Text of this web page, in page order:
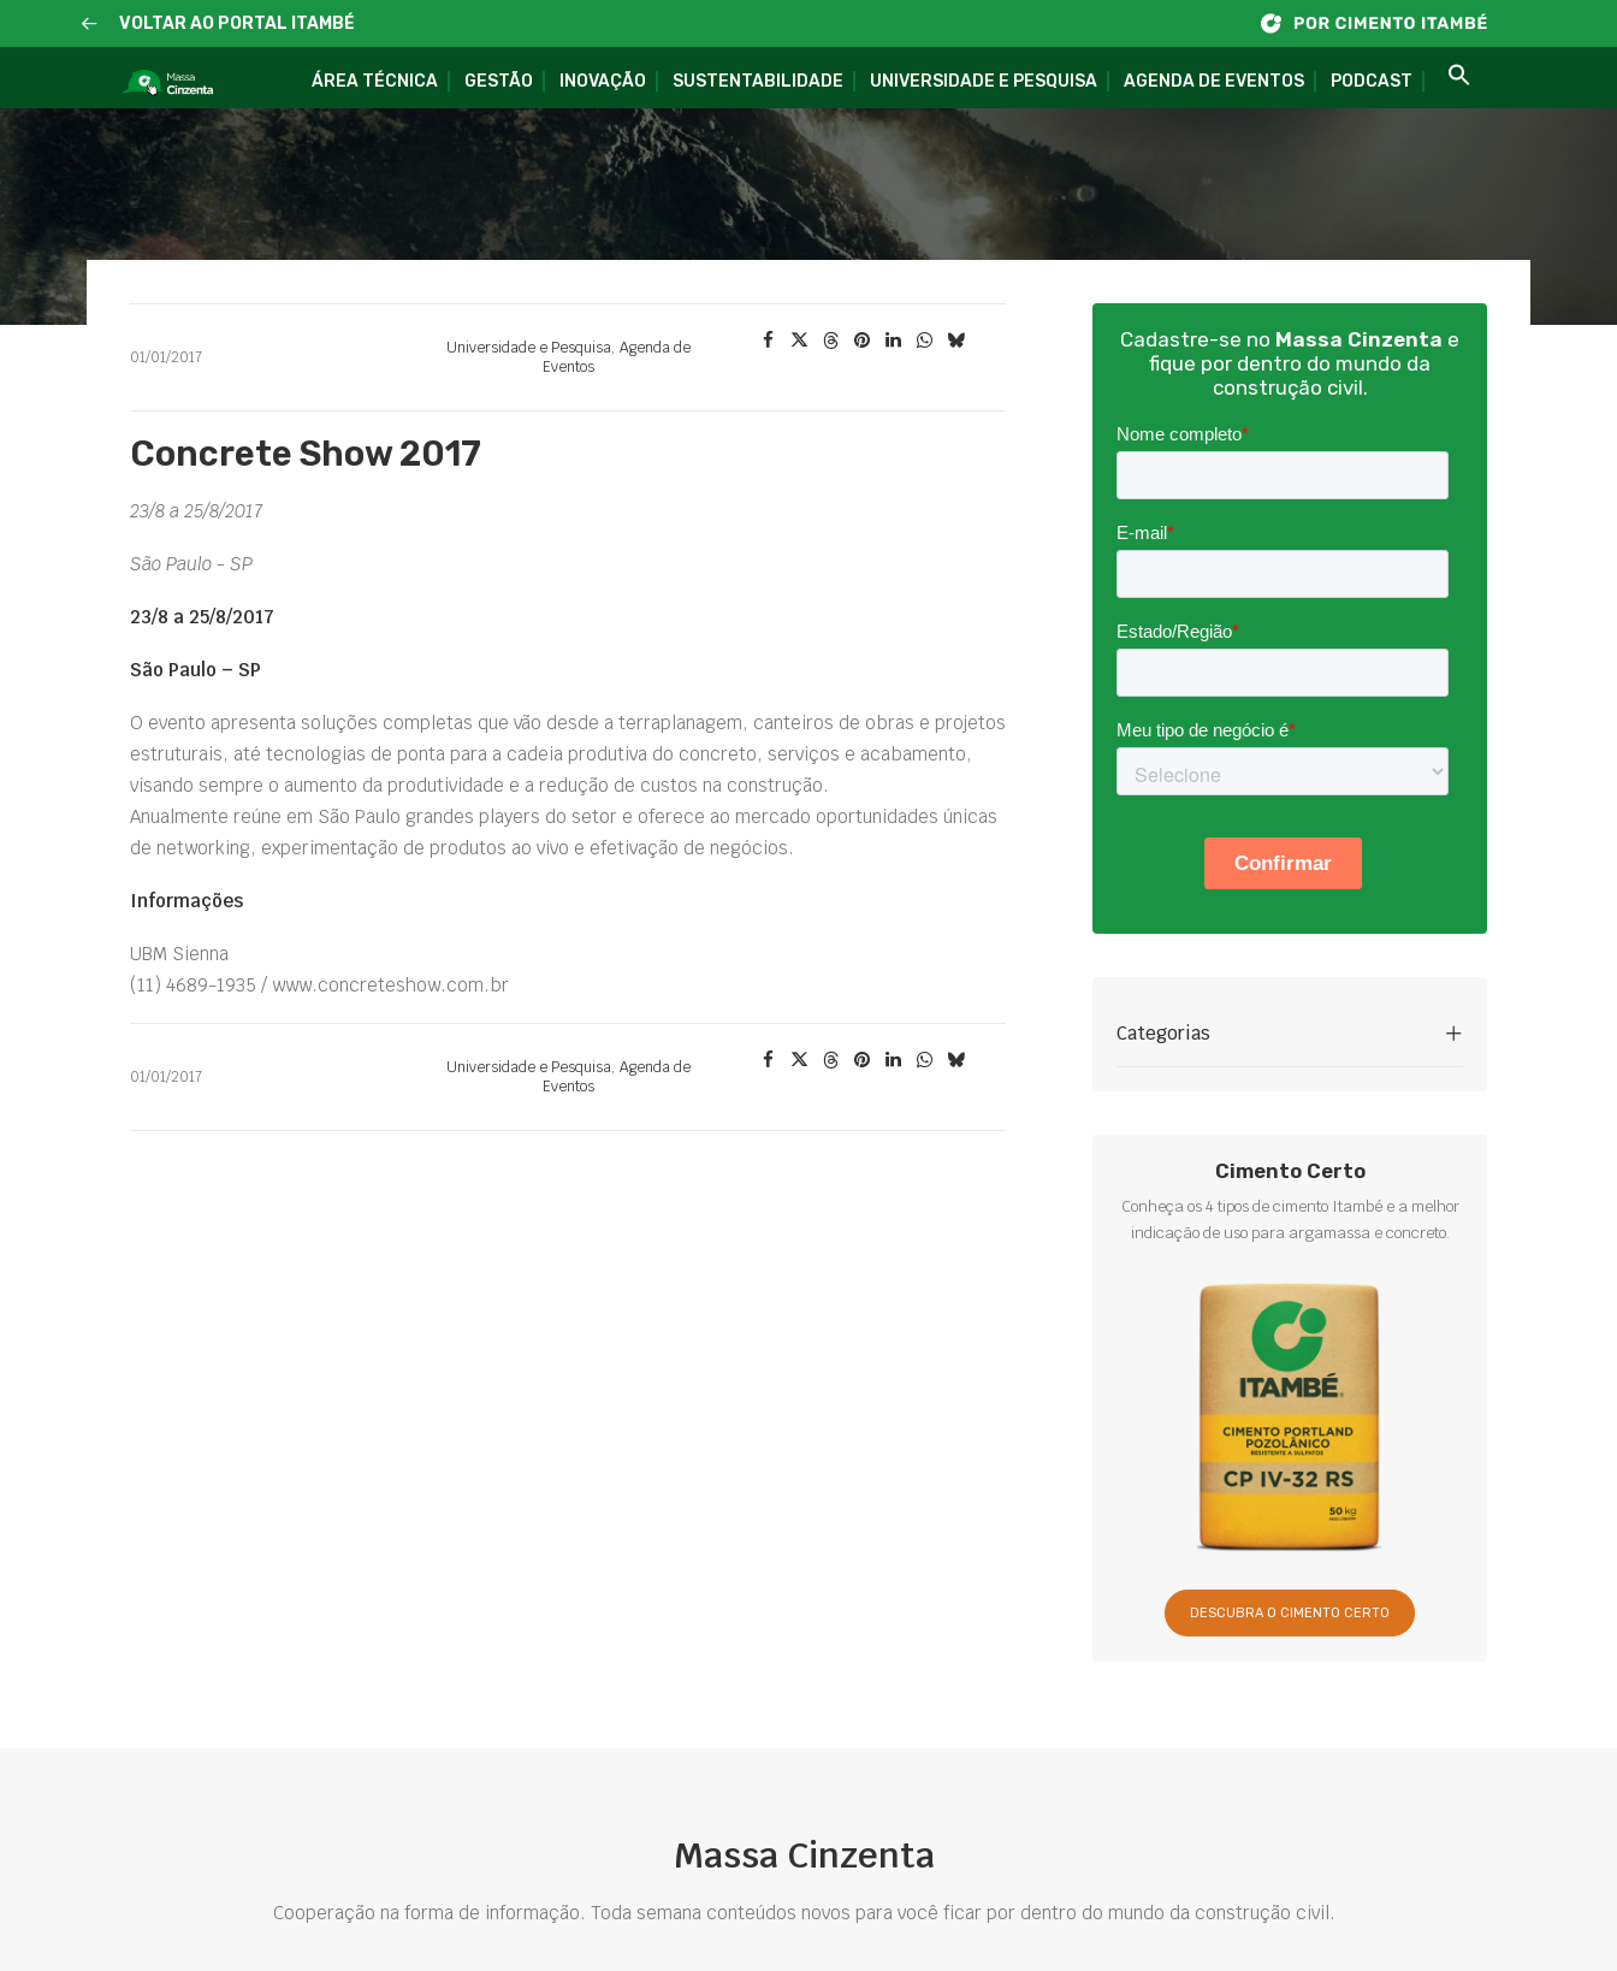
VOLTAR AO PORTAL ITAMBÉ
ÁREA TÉCNICA GESTÃO INOVAÇÃO SUSTENTABILIDADE UNIVERSIDADE E PESQUISA AGENDA DE EVENTOS PODCAST
01/01/2017 Universidade e Pesquisa, Agenda de
Eventos
Concrete Show 2017
23/8 a 25/8/2017
São Paulo - SP
23/8 a 25/8/2017
São Paulo – SP
O evento apresenta soluções completas que vão desde a terraplanagem, canteiros de obras e projetos
estruturais, até tecnologias de ponta para a cadeia produtiva do concreto, serviços e acabamento,
visando sempre o aumento da produtividade e a redução de custos na construção.
Anualmente reúne em São Paulo grandes players do setor e oferece ao mercado oportunidades únicas
de networking, experimentação de produtos ao vivo e efetivação de negócios.
Informações
UBM Sienna
(11) 4689-1935 / www.concreteshow.com.br
01/01/2017 Universidade e Pesquisa, Agenda de
Eventos
Cadastre-se no Massa Cinzenta e
fique por dentro do mundo da
construção civil.
Categorias
Cimento Certo
Conheça os 4 tipos de cimento Itambé e a melhor
indicação de uso para argamassa e concreto.
DESCUBRA O CIMENTO CERTO
Massa Cinzenta
Cooperação na forma de informação. Toda semana conteúdos novos para você ficar por dentro do mundo da construção civil.